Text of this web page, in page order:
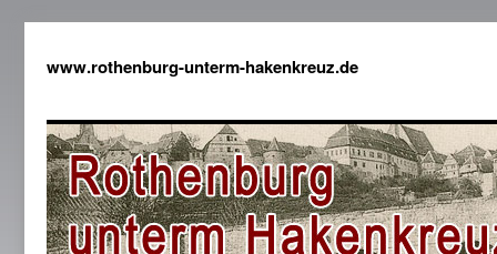
www.rothenburg-unterm-hakenkreuz.de